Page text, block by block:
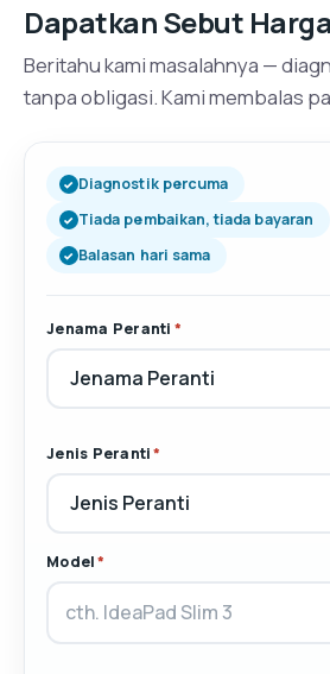
Dapatkan Sebut
Beritahu kami masalahnya —
tanpa obligasi. Kami membalas
Diagnostik percuma
Tiada pembaikan, tiada bayaran
Balasan hari sama
Jenama Peranti *
Jenis Peranti*
Model*